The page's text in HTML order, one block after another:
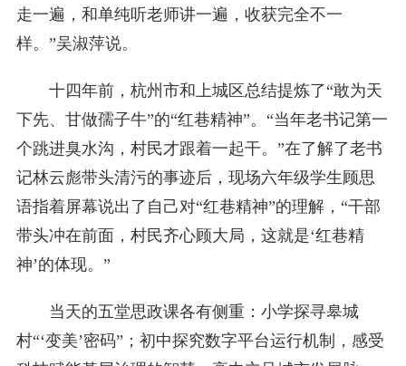
走一遍，和单纯听老师讲一遍，收获完全不一
样。”吴淑萍说。
十四年前，杭州市和上城区总结提炼了“敢为天
下先、甘做孺子牛”的“红巷精神”。“当年老书记第一
个跳进臭水沟，村民才跟着一起干。”在了解了老书
记林云彪带头清污的事迹后，现场六年级学生顾思
语指着屏幕说出了自己对“红巷精神”的理解，“干部
带头冲在前面，村民齐心顾大局，这就是‘红巷精
神’的体现。”
当天的五堂思政课各有侧重：小学探寻皋城
村“‘变美’密码”；初中探究数字平台运行机制，感受